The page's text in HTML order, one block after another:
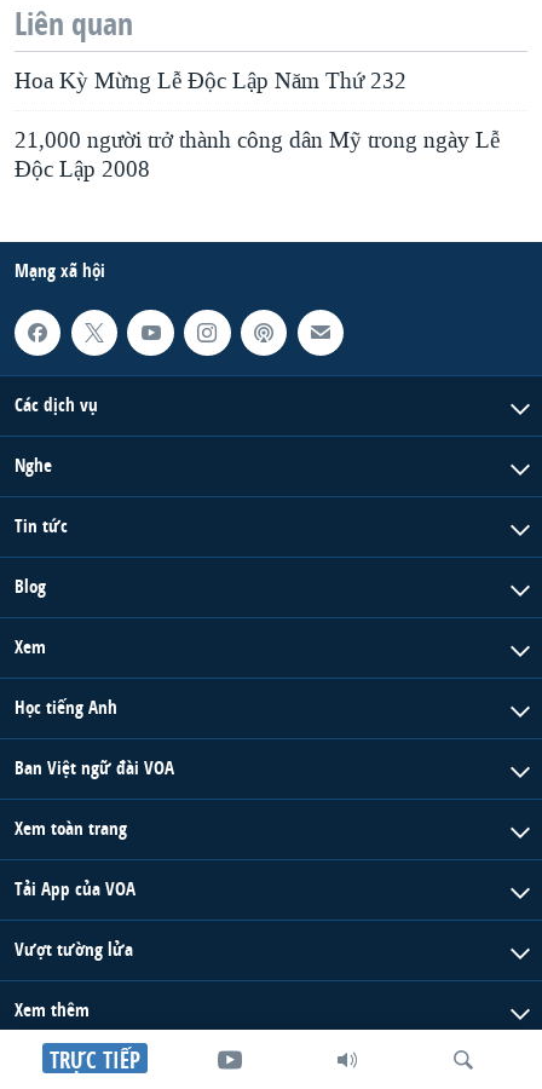
TRỰC TIẾP
Liên quan
Hoa Kỳ Mừng Lễ Ðộc Lập Năm Thứ 232
21,000 người trở thành công dân Mỹ trong ngày Lễ
Ðộc Lập 2008
Mạng xã hội
Các dịch vụ
Nghe
Tin tức
Blog
Xem
Học tiếng Anh
Ban Việt ngữ đài VOA
Xem toàn trang
Tải App của VOA
Vượt tường lửa
Xem thêm